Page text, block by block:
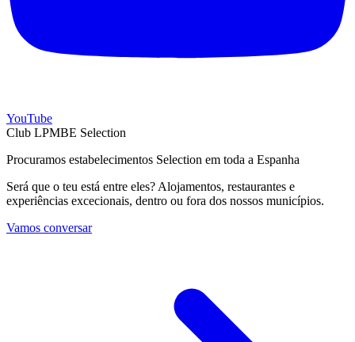
YouTube
Club LPMBE Selection
Procuramos estabelecimentos Selection em toda a Espanha
Será que o teu está entre eles? Alojamentos, restaurantes e
experiências excecionais, dentro ou fora dos nossos municípios.
Vamos conversar